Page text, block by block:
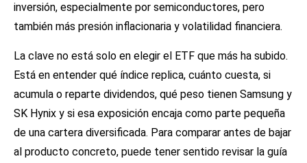
inversión, especialmente por semiconductores, pero
también más presión inflacionaria y volatilidad financiera.
La clave no está solo en elegir el ETF que más ha subido.
Está en entender qué índice replica, cuánto cuesta, si
acumula o reparte dividendos, qué peso tienen Samsung y
SK Hynix y si esa exposición encaja como parte pequeña
de una cartera diversificada. Para comparar antes de bajar
al producto concreto, puede tener sentido revisar la guía